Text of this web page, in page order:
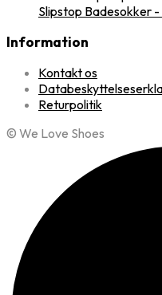
Slipstop Badesokker
Information
Kontakt os
Returpolitik
© We Love Shoes